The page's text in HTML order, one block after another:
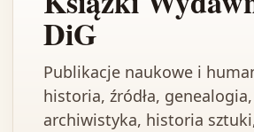
DiG
Publikacje naukowe i
historia, źródła,
archiwistyka, historia